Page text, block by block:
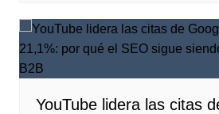
YouTube lidera las citas